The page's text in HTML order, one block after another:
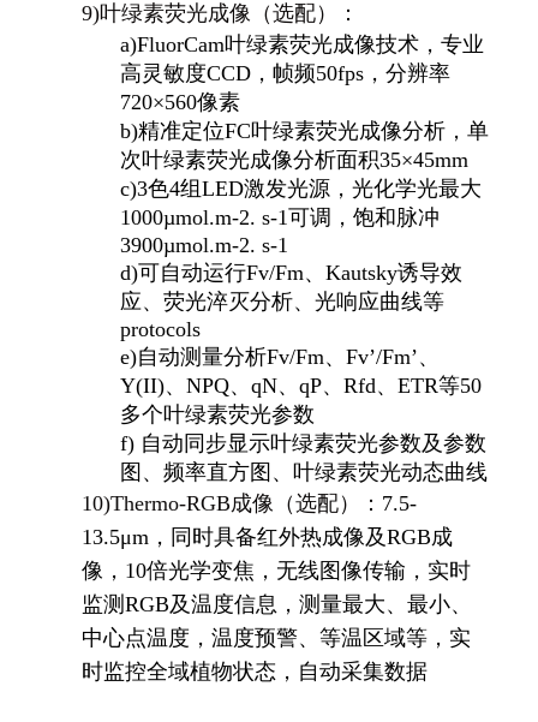
9)叶绿素荧光成像（选配）：
a)FluorCam叶绿素荧光成像技术，专业
高灵敏度CCD，帧频50fps，分辨率
720×560像素
b)精准定位FC叶绿素荧光成像分析，单
次叶绿素荧光成像分析面积35×45mm
c)3色4组LED激发光源，光化学光最大
1000µmol.m-2. s-1可调，饱和脉冲
3900µmol.m-2. s-1
d)可自动运行Fv/Fm、Kautsky诱导效
应、荧光淬灭分析、光响应曲线等
protocols
e)自动测量分析Fv/Fm、Fv’/Fm’、
Y(II)、NPQ、qN、qP、Rfd、ETR等50
多个叶绿素荧光参数
f) 自动同步显示叶绿素荧光参数及参数
图、频率直方图、叶绿素荧光动态曲线
10)Thermo-RGB成像（选配）： 7.5-
13.5μm，同时具备红外热成像及RGB成
像，10倍光学变焦，无线图像传输，实时
监测RGB及温度信息，测量最大、最小、
中心点温度，温度预警、等温区域等，实
时监控全域植物状态，自动采集数据